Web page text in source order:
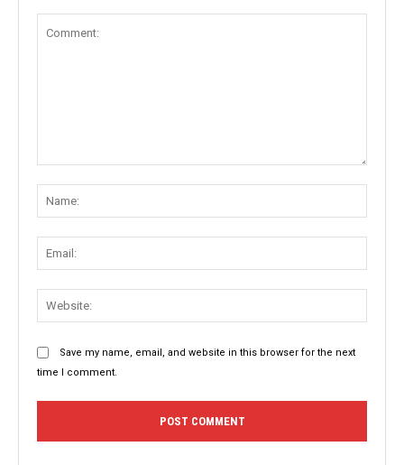
Save my name, email, and website in this browser for the next
time I comment.